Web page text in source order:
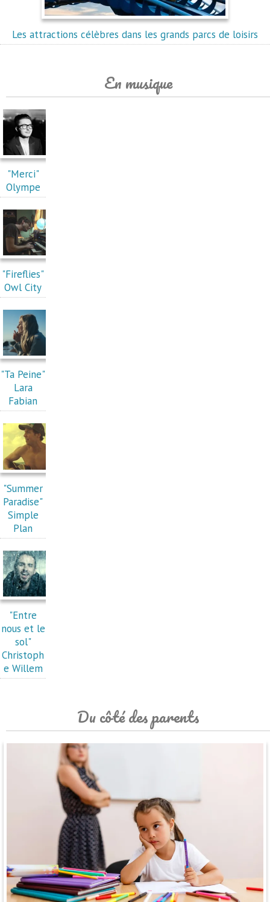
Les attractions célèbres dans les grands parcs de loisirs
En musique
"Merci"
Olympe
"Fireflies"
Owl City
"Ta Peine"
Lara
Fabian
"Summer
Paradise"
Simple
Plan
"Entre
nous et le
sol"
Christoph
e Willem
Du côté des parents